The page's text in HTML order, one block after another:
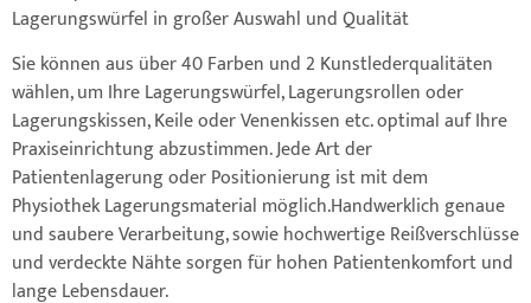
Lagerungswürfel in großer Auswahl und Qualität
Sie können aus über 40 Farben und 2 Kunstlederqualitäten
wählen, um Ihre Lagerungswürfel, Lagerungsrollen oder
Lagerungskissen, Keile oder Venenkissen etc. optimal auf Ihre
Praxiseinrichtung abzustimmen. Jede Art der
Patientenlagerung oder Positionierung ist mit dem
Physiothek Lagerungsmaterial möglich.Handwerklich genaue
und saubere Verarbeitung, sowie hochwertige Reißverschlüsse
und verdeckte Nähte sorgen für hohen Patientenkomfort und
lange Lebensdauer.